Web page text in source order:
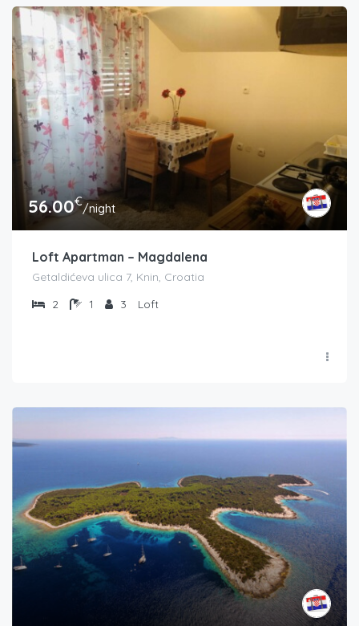
56.00€/night
Loft Apartman – Magdalena
Getaldićeva ulica 7, Knin, Croatia
2
1 3 Loft